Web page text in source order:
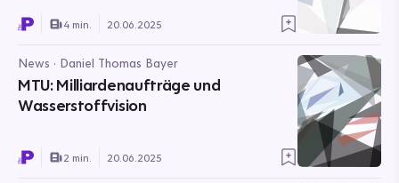
4 min. 20.06.2025
News · Daniel Thomas Bayer
MTU: Milliardenaufträge und
Wasserstoffvision
2 min. 20.06.2025